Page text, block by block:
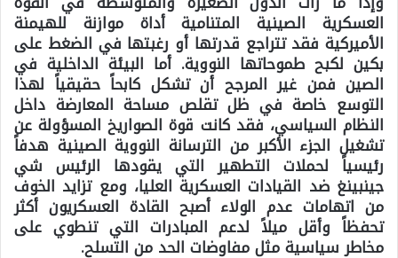
العسكرية الصينية المتنامية أداة موازنة للهيمنة
الأميركية فقد تتراجع قدرتها أو رغبتها في الضغط على
بكين لكبح طموحاتها النووية. أما البيئة الداخلية في
الصين فمن غير المرجح أن تشكل كابحاً حقيقياً لهذا
التوسع خاصة في ظل تقلص مساحة المعارضة داخل
النظام السياسي، فقد كانت قوة الصواريخ المسؤولة عن
تشغيل الجزء الأكبر من الترسانة النووية الصينية هدفاً
رئيسياً لحملات التطهير التي يقودها الرئيس شي
جينبينغ ضد القيادات العسكرية العليا، ومع تزايد الخوف
من اتهامات عدم الولاء أصبح القادة العسكريون أكثر
تحفظاً وأقل ميلاً لدعم المبادرات التي تنطوي على
مخاطر سياسية مثل مفاوضات الحد من التسلح.